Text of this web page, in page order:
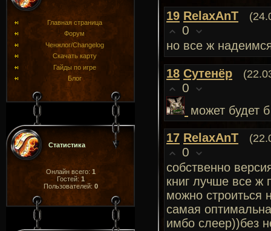
Главная страница
Форум
Ченжлог/Changelog
Скачать карту
Гайды по игре
Блог
Статистика
Онлайн всего: 1
Гостей: 1
Пользователей: 0
19 RelaxAnT
0
но все ж
18 Сутенёр
0
может будет
17 RelaxAnT
0
собственно
книг лучше все ж
можно строиться
самая
имбо слеер))без